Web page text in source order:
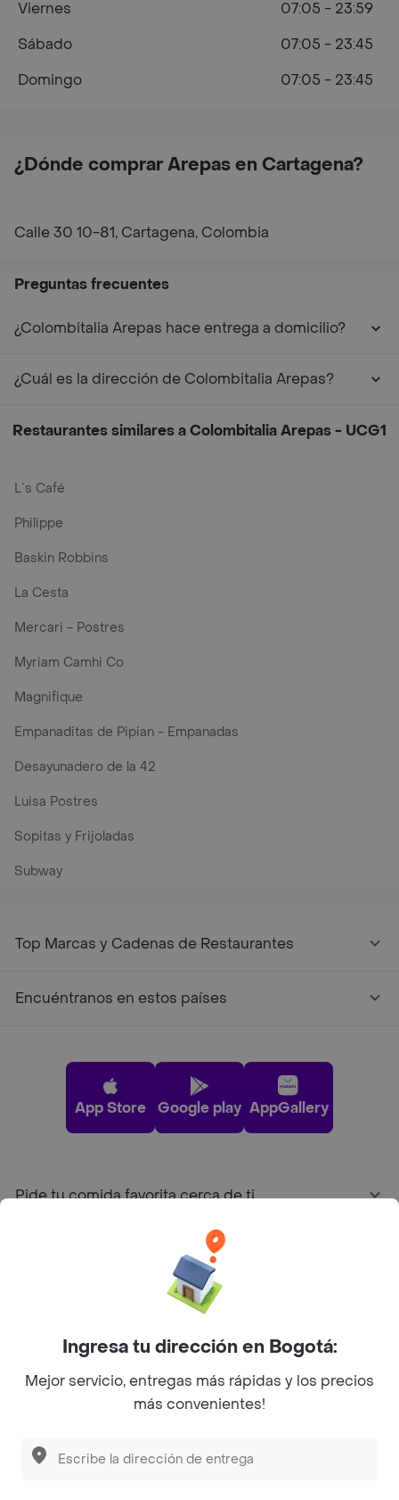
¿Dónde comprar Arepas en Cartagena?
Calle 30 10-81, Cartagena, Colombia
Viernes
07:05 - 23:59
Sábado
07:05 - 23:45
Domingo
07:05 - 23:45
Preguntas frecuentes
¿Colombitalia Arepas hace entrega a domicilio?
¿Cuál es la dirección de Colombitalia Arepas?
Restaurantes similares a Colombitalia Arepas - UCG1
L´s Café
Philippe
Baskin Robbins
La Cesta
Mercari - Postres
Myriam Camhi Co
Magnifique
Empanaditas de Pipian - Empanadas
Desayunadero de la 42
Luisa Postres
Sopitas y Frijoladas
Subway
Top Marcas y Cadenas de Restaurantes
Encuéntranos en estos países
App Store Google play AppGallery
Pide tu comida favorita cerca de ti
Sobre Rappi
Facebook
Twitter
Instagram
©2026Rappi Inc. All rights reserved.
Ingresa tu dirección en Bogotá:
Mejor servicio, entregas más rápidas y los precios
más convenientes!